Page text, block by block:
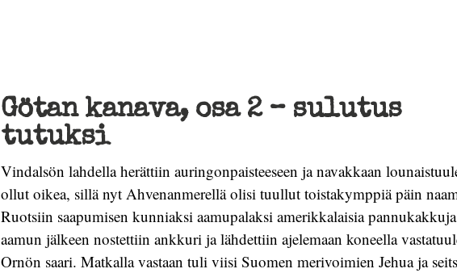
Götan kanava, osa 2 – sulutus
tutuksi
Vindalsön lahdella herättiin auringonpaisteeseen ja navakkaan
ollut oikea, sillä nyt Ahvenanmerellä olisi tuullut toistakymppiä päin
Ruotsiin saapumisen kunniaksi aamupalaksi amerikkalaisia
aamun jälkeen nostettiin ankkuri ja lähdettiin ajelemaan koneella
Ornön saari. Matkalla vastaan tuli viisi Suomen merivoimien Jehua ja